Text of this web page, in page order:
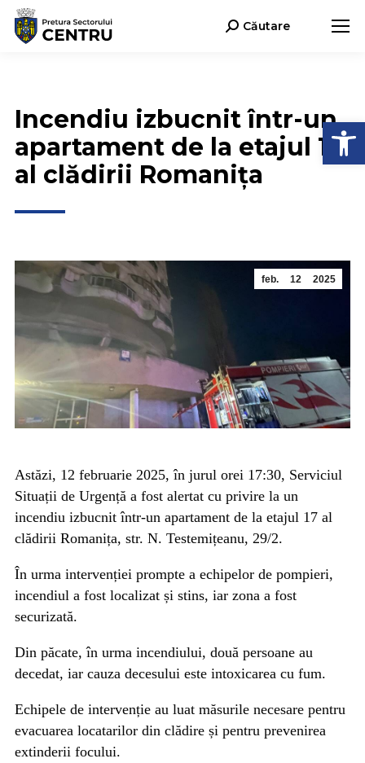
Search:Căutare
Incendiu izbucnit într-un
apartament de la etajul 17
al clădirii Romanița
feb. 12 2025
Astăzi, 12 februarie 2025, în jurul orei 17:30, Serviciul
Situații de Urgență a fost alertat cu privire la un
incendiu izbucnit într-un apartament de la etajul 17 al
clădirii Romanița, str. N. Testemițeanu, 29/2.
În urma intervenției prompte a echipelor de pompieri,
incendiul a fost localizat și stins, iar zona a fost
securizată.
Din păcate, în urma incendiului, două persoane au
decedat, iar cauza decesului este intoxicarea cu fum.
Echipele de intervenție au luat măsurile necesare pentru
evacuarea locatarilor din clădire și pentru prevenirea
extinderii focului.